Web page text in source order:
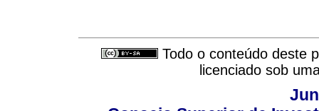
Todo o conteúdo deste
licenciado sob